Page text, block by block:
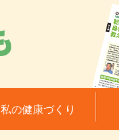
私の健康づくり